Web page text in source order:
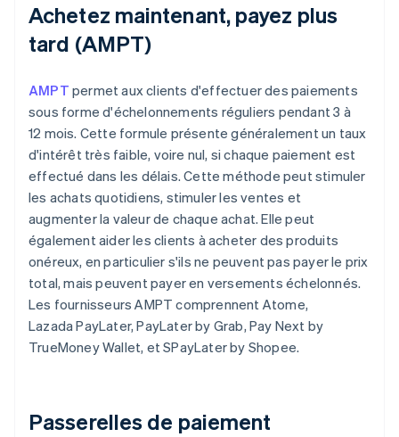
Achetez maintenant, payez plus
tard (AMPT)
AMPT permet aux clients d'effectuer des paiements
sous forme d'échelonnements réguliers pendant 3 à
12 mois. Cette formule présente généralement un taux
d'intérêt très faible, voire nul, si chaque paiement est
effectué dans les délais. Cette méthode peut stimuler
les achats quotidiens, stimuler les ventes et
augmenter la valeur de chaque achat. Elle peut
également aider les clients à acheter des produits
onéreux, en particulier s'ils ne peuvent pas payer le prix
total, mais peuvent payer en versements échelonnés.
Les fournisseurs AMPT comprennent Atome,
Lazada PayLater, PayLater by Grab, Pay Next by
TrueMoney Wallet, et SPayLater by Shopee.
Passerelles de paiement